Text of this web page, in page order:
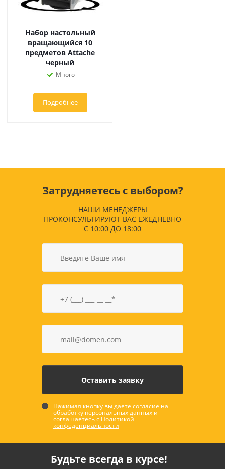
Набор настольный
вращающийся 10
предметов Attache
черный
Много
Подробнее
Затрудняетесь с выбором?
НАШИ МЕНЕДЖЕРЫ
ПРОКОНСУЛЬТИРУЮТ ВАС ЕЖЕДНЕВНО
С 10:00 ДО 18:00
Нажимая кнопку вы даете согласие на
обработку персональных данных и
соглашаетесь с Политикой
конфеденциальности
Будьте всегда в курсе!